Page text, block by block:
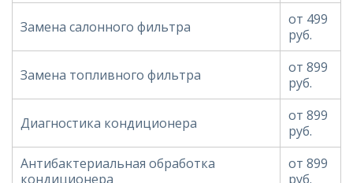
Замена салонного фильтра
от 499
руб.
Замена топливного фильтра
от 899
руб.
Диагностика кондиционера
от 899
руб.
Антибактериальная обработка
кондиционера
от 899
руб.